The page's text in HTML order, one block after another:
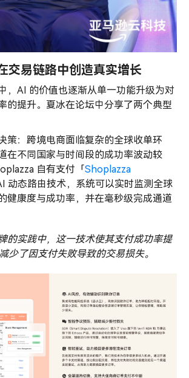
交易链路中创造真实增长
，AI 的价值也逐渐从单一功能升级为对
的提升。夏冰在论坛中分享了两个典型
策：跨境电商面临复杂的全球收单环
在不同国家与时间段的成功率波动较
自有支付「Shoplazza
动态路由技术，系统可以实时监测全球
健康度与成功率，并在毫秒级完成通道
的实践中，这一技术使其支付成功率提
少了因支付失败导致的交易损失。